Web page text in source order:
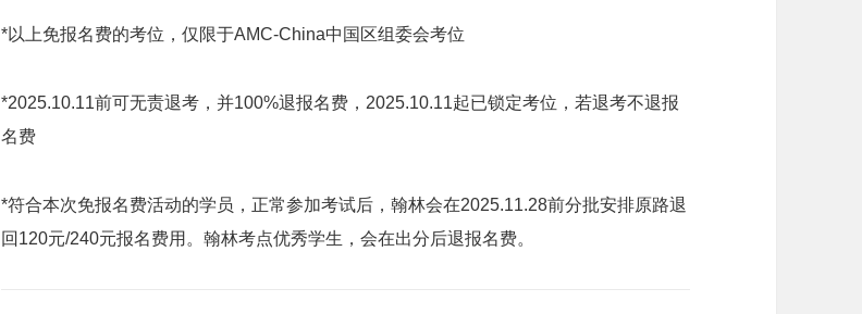
*以上免报名费的考位，仅限于AMC-China中国区组委会考位
*2025.10.11前可无责退考，并100%退报名费，2025.10.11起已锁定考位，若退考不退报
名费
*符合本次免报名费活动的学员，正常参加考试后，翰林会在2025.11.28前分批安排原路退
回120元/240元报名费用。翰林考点优秀学生，会在出分后退报名费。